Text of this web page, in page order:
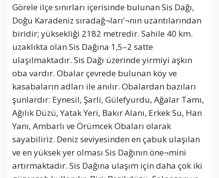
Görele ilçe sınırları içerisinde bulunan Sis Dağı,
Doğu Karadeniz sıradağ¬ları’¬nın uzantılarından
biridir; yüksekliği 2182 metredir. Sahile 40 km.
uzaklıkta olan Sis Dağına 1,5–2 satte
ulaşılmaktadır. Sis Dağı üzerinde yirmiyi aşkın
oba vardır. Obalar çevrede bulunan köy ve
kasabaların adları ile anılır. Obalardan bazıları
şunlardır: Eynesil, Şarli, Gülefyurdu, Ağalar Tamı,
Ağılık Düzü, Yatak Yeri, Bakır Alanı, Erkek Su, Han
Yanı, Ambarlı ve Örümcek Obaları olarak
sayabiliriz. Deniz seviyesinden en çabuk ulaşılan
ve en yüksek yer olması Sis Dağının öne¬mini
artırmaktadır. Sis Dağına ulaşım için daha çok iki